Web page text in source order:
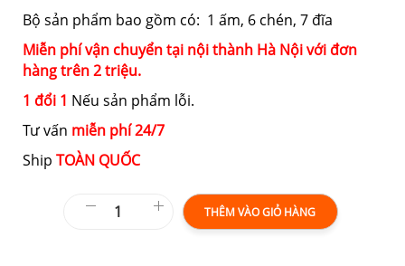
280.000₫.
là:
240.000₫.
Bộ sản phẩm bao gồm có: 1 ấm, 6 chén, 7 đĩa
Miễn phí vận chuyển tại nội thành Hà Nội với đơn
hàng trên 2 triệu.
1 đổi 1 Nếu sản phẩm lỗi.
Tư vấn miễn phí 24/7
Ship TOÀN QUỐC
THÊM VÀO GIỎ HÀNG